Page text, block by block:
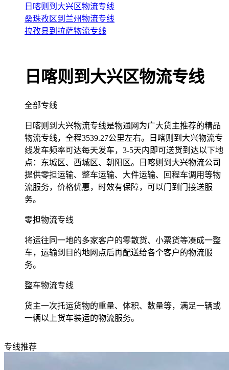
日喀则到大兴区物流专线
桑珠孜区到兰州物流专线
拉孜县到拉萨物流专线
日喀则到大兴区物流专线
全部专线
日喀则到大兴物流专线是物通网为广大货主推荐的精品
物流专线，全程3539.27公里左右。日喀则到大兴物流专
线发车频率可达每天发车，3-5天内即可送货到达以下地
点：东城区、西城区、朝阳区。日喀则到大兴物流公司
提供零担运输、整车运输、大件运输、回程车调用等物
流服务，价格优惠，时效有保障，可以门到门接送服
务。
零担物流专线
将运往同一地的多家客户的零散货、小票货等凑成一整
车，运输到目的地网点后再配送给各个客户的物流服
务。
整车物流专线
货主一次托运货物的重量、体积、数量等，满足一辆或
一辆以上货车装运的物流服务。
专线推荐